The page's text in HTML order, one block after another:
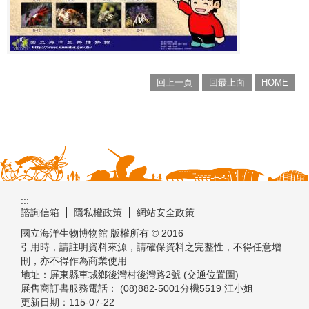
回上一頁 回最上面 HOME
:::
諮詢信箱
隱私權政策
網站安全政策
國立海洋生物博物館 版權所有 © 2016
引用時，請註明資料來源，請確保資料之完整性，不得任意增
刪，亦不得作為商業使用
地址：屏東縣車城鄉後灣村後灣路2號 (交通位置圖)
展售商訂書服務電話： (08)882-5001分機5519 江小姐
更新日期： 115-07-22